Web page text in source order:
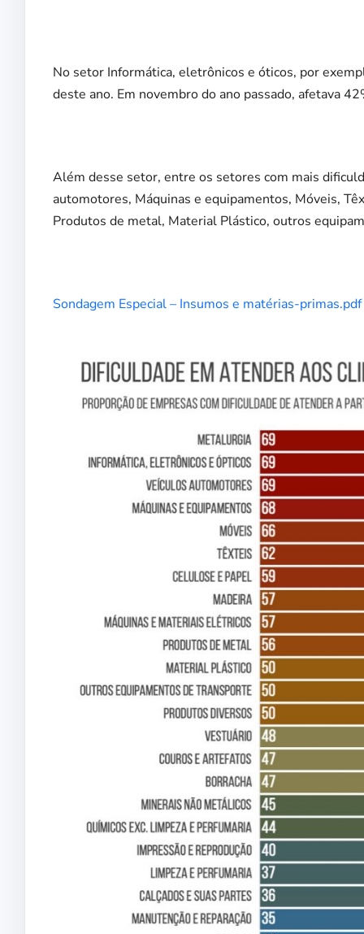
No setor Informática, eletrônicos e óticos, por
deste ano. Em novembro do ano passado, afetava
Além desse setor, entre os setores com mais
automotores, Máquinas e equipamentos, Móveis,
Produtos de metal, Material Plástico, outros
Sondagem Especial – Insumos e matérias-